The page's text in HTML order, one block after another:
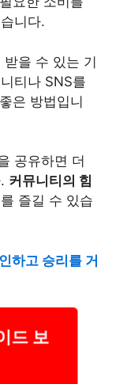
니다.
을 수 있는 기
티나 SNS를
은 방법입니
공유하면 더
커뮤니티의 힘
즐길 수 있습
하고 승리를 거
드 보